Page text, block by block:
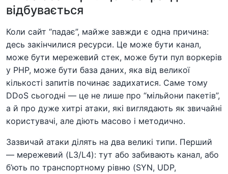
відбувається
Коли сайт “падає”, майже завжди є одна причина:
десь закінчилися ресурси. Це може бути канал,
може бути мережевий стек, може бути пул воркерів
у PHP, може бути база даних, яка від великої
кількості запитів починає задихатися. Саме тому
DDoS сьогодні — це не лише про “мільйони пакетів”,
а й про дуже хитрі атаки, які виглядають як звичайні
користувачі, але діють масово і методично.
Зазвичай атаки ділять на два великі типи. Перший
— мережевий (L3/L4): тут або забивають канал, або
б’ють по транспортному рівню (SYN, UDP,